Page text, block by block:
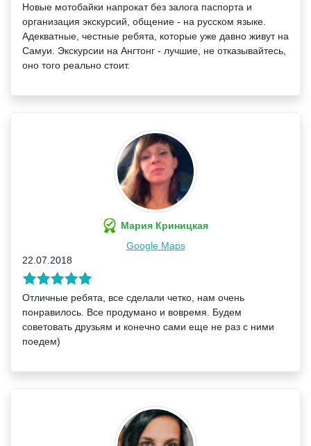
Новые мотобайки напрокат без залога паспорта и
организация экскурсий, общение - на русском языке.
Адекватные, честные ребята, которые уже давно живут на
Самуи. Экскурсии на Ангтонг - лучшие, не отказывайтесь,
оно того реально стоит.
Мария Криницкая
Google Maps
22.07.2018
Отличные ребята, все сделали четко, нам очень
понравилось. Все продумано и вовремя. Будем
советовать друзьям и конечно сами еще не раз с ними
поедем)